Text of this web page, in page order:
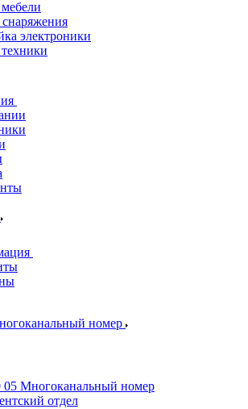
электроники
номер
05 Многоканальный номер
отдел